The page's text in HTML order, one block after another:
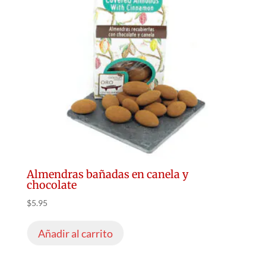
Almendras bañadas en canela y
chocolate
$5.95
Añadir al carrito